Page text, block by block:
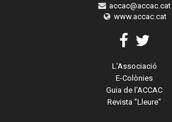
accac@accac.cat
www.accac.cat
L'Associació
E-Colònies
Guia de l'ACCAC
Revista "Lleure"